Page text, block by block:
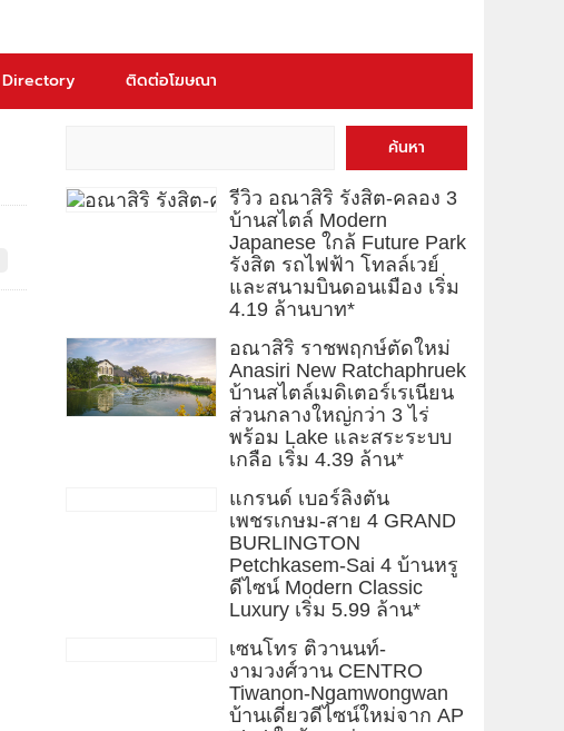
Directory ติดต่อโฆษณา
ค้นหา
รีวิว อณาสิริ รังสิต-คลอง 3
บ้านสไตล์ Modern
Japanese ใกล้ Future Park
รังสิต รถไฟฟ้า โทลล์เวย์
และสนามบินดอนเมือง เริ่ม
4.19 ล้านบาท*
อณาสิริ ราชพฤกษ์ตัดใหม่
Anasiri New Ratchaphruek
บ้านสไตล์เมดิเตอร์เรเนียน
ส่วนกลางใหญ่กว่า 3 ไร่
พร้อม Lake และสระระบบ
เกลือ เริ่ม 4.39 ล้าน*
แกรนด์ เบอร์ลิงตัน
เพชรเกษม-สาย 4 GRAND
BURLINGTON
Petchkasem-Sai 4 บ้านหรู
ดีไซน์ Modern Classic
Luxury เริ่ม 5.99 ล้าน*
เซนโทร ติวานนท์-
งามวงศ์วาน CENTRO
Tiwanon-Ngamwongwan
บ้านเดี่ยวดีไซน์ใหม่จาก AP